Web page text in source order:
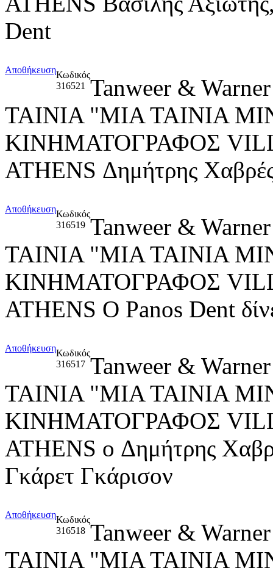
Dent
ΑποθήκευσηΚωδικός
316521
Tanweer &
ΤΑΙΝΙΑ "ΜΙΑ ΤΑΙΝΙΑ
ΚΙΝΗΜΑΤΟΓΡΑΦΟΣ
ATHENS Δημήτρης
ΑποθήκευσηΚωδικός
316519 Tanweer &
ΤΑΙΝΙΑ "ΜΙΑ ΤΑΙΝΙΑ
ΚΙΝΗΜΑΤΟΓΡΑΦΟΣ
ATHENS Ο Panos Dent
ΑποθήκευσηΚωδικός
316517 Tanweer &
ΤΑΙΝΙΑ "ΜΙΑ ΤΑΙΝΙΑ
ΚΙΝΗΜΑΤΟΓΡΑΦΟΣ
ATHENS o Δημήτρης
Γκάρετ Γκάρισον
ΑποθήκευσηΚωδικός
316518 Tanweer &
ΤΑΙΝΙΑ "ΜΙΑ ΤΑΙΝΙΑ